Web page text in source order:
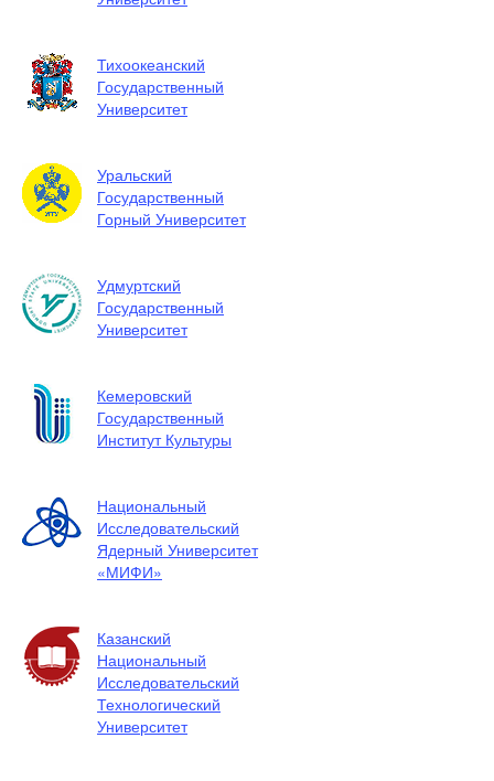
Тихоокеанский
Государственный
Университет
Уральский
Государственный
Горный Университет
Удмуртский
Государственный
Университет
Кемеровский
Государственный
Институт Культуры
Национальный
Исследовательский
Ядерный Университет
«МИФИ»
Казанский
Национальный
Исследовательский
Технологический
Университет